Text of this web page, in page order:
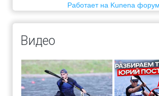
Работает на Kunena форум
Видео